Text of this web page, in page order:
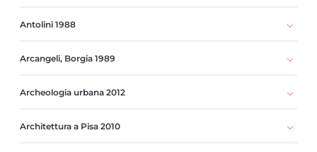
Antolini 1988
Arcangeli, Borgia 1989
Archeologia urbana 2012
Architettura a Pisa 2010